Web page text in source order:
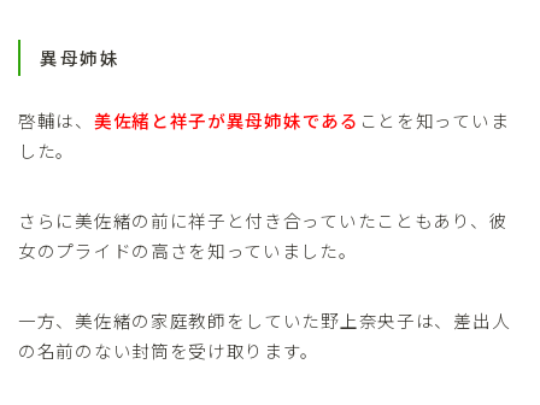
異母姉妹
啓輔は、 美佐緒と祥子が異母姉妹である ことを知っていま
した。
さらに美佐緒の前に祥子と付き合っていたこともあり、彼
女のプライドの高さを知っていました。
一方、美佐緒の家庭教師をしていた野上奈央子は、差出人
の名前のない封筒を受け取ります。